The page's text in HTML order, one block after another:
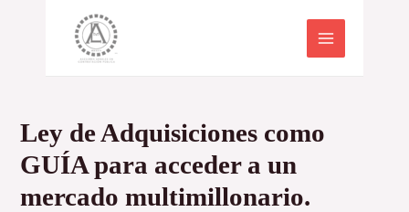
MAIN
MENU
Ley de Adquisiciones como
GUÍA para acceder a un
mercado multimillonario.